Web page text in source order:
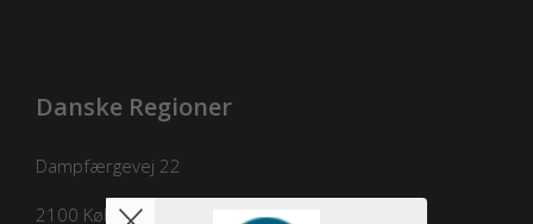
Danske Regioner
Dampfærgevej 22
2100 København Ø